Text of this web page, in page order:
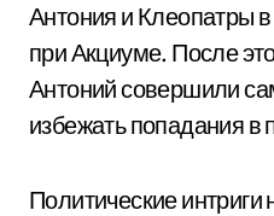
Антония и Клеопатры
при Акциуме. После
Антоний совершили
избежать попадания в
Политические